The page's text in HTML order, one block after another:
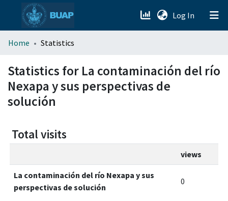
Log In (current)
menu.section.about_menu
All of DSpace
Home Statistics
Statistics for La contaminación del río
Nexapa y sus perspectivas de
solución
Total visits
views
La contaminación del río Nexapa y sus
perspectivas de solución
0